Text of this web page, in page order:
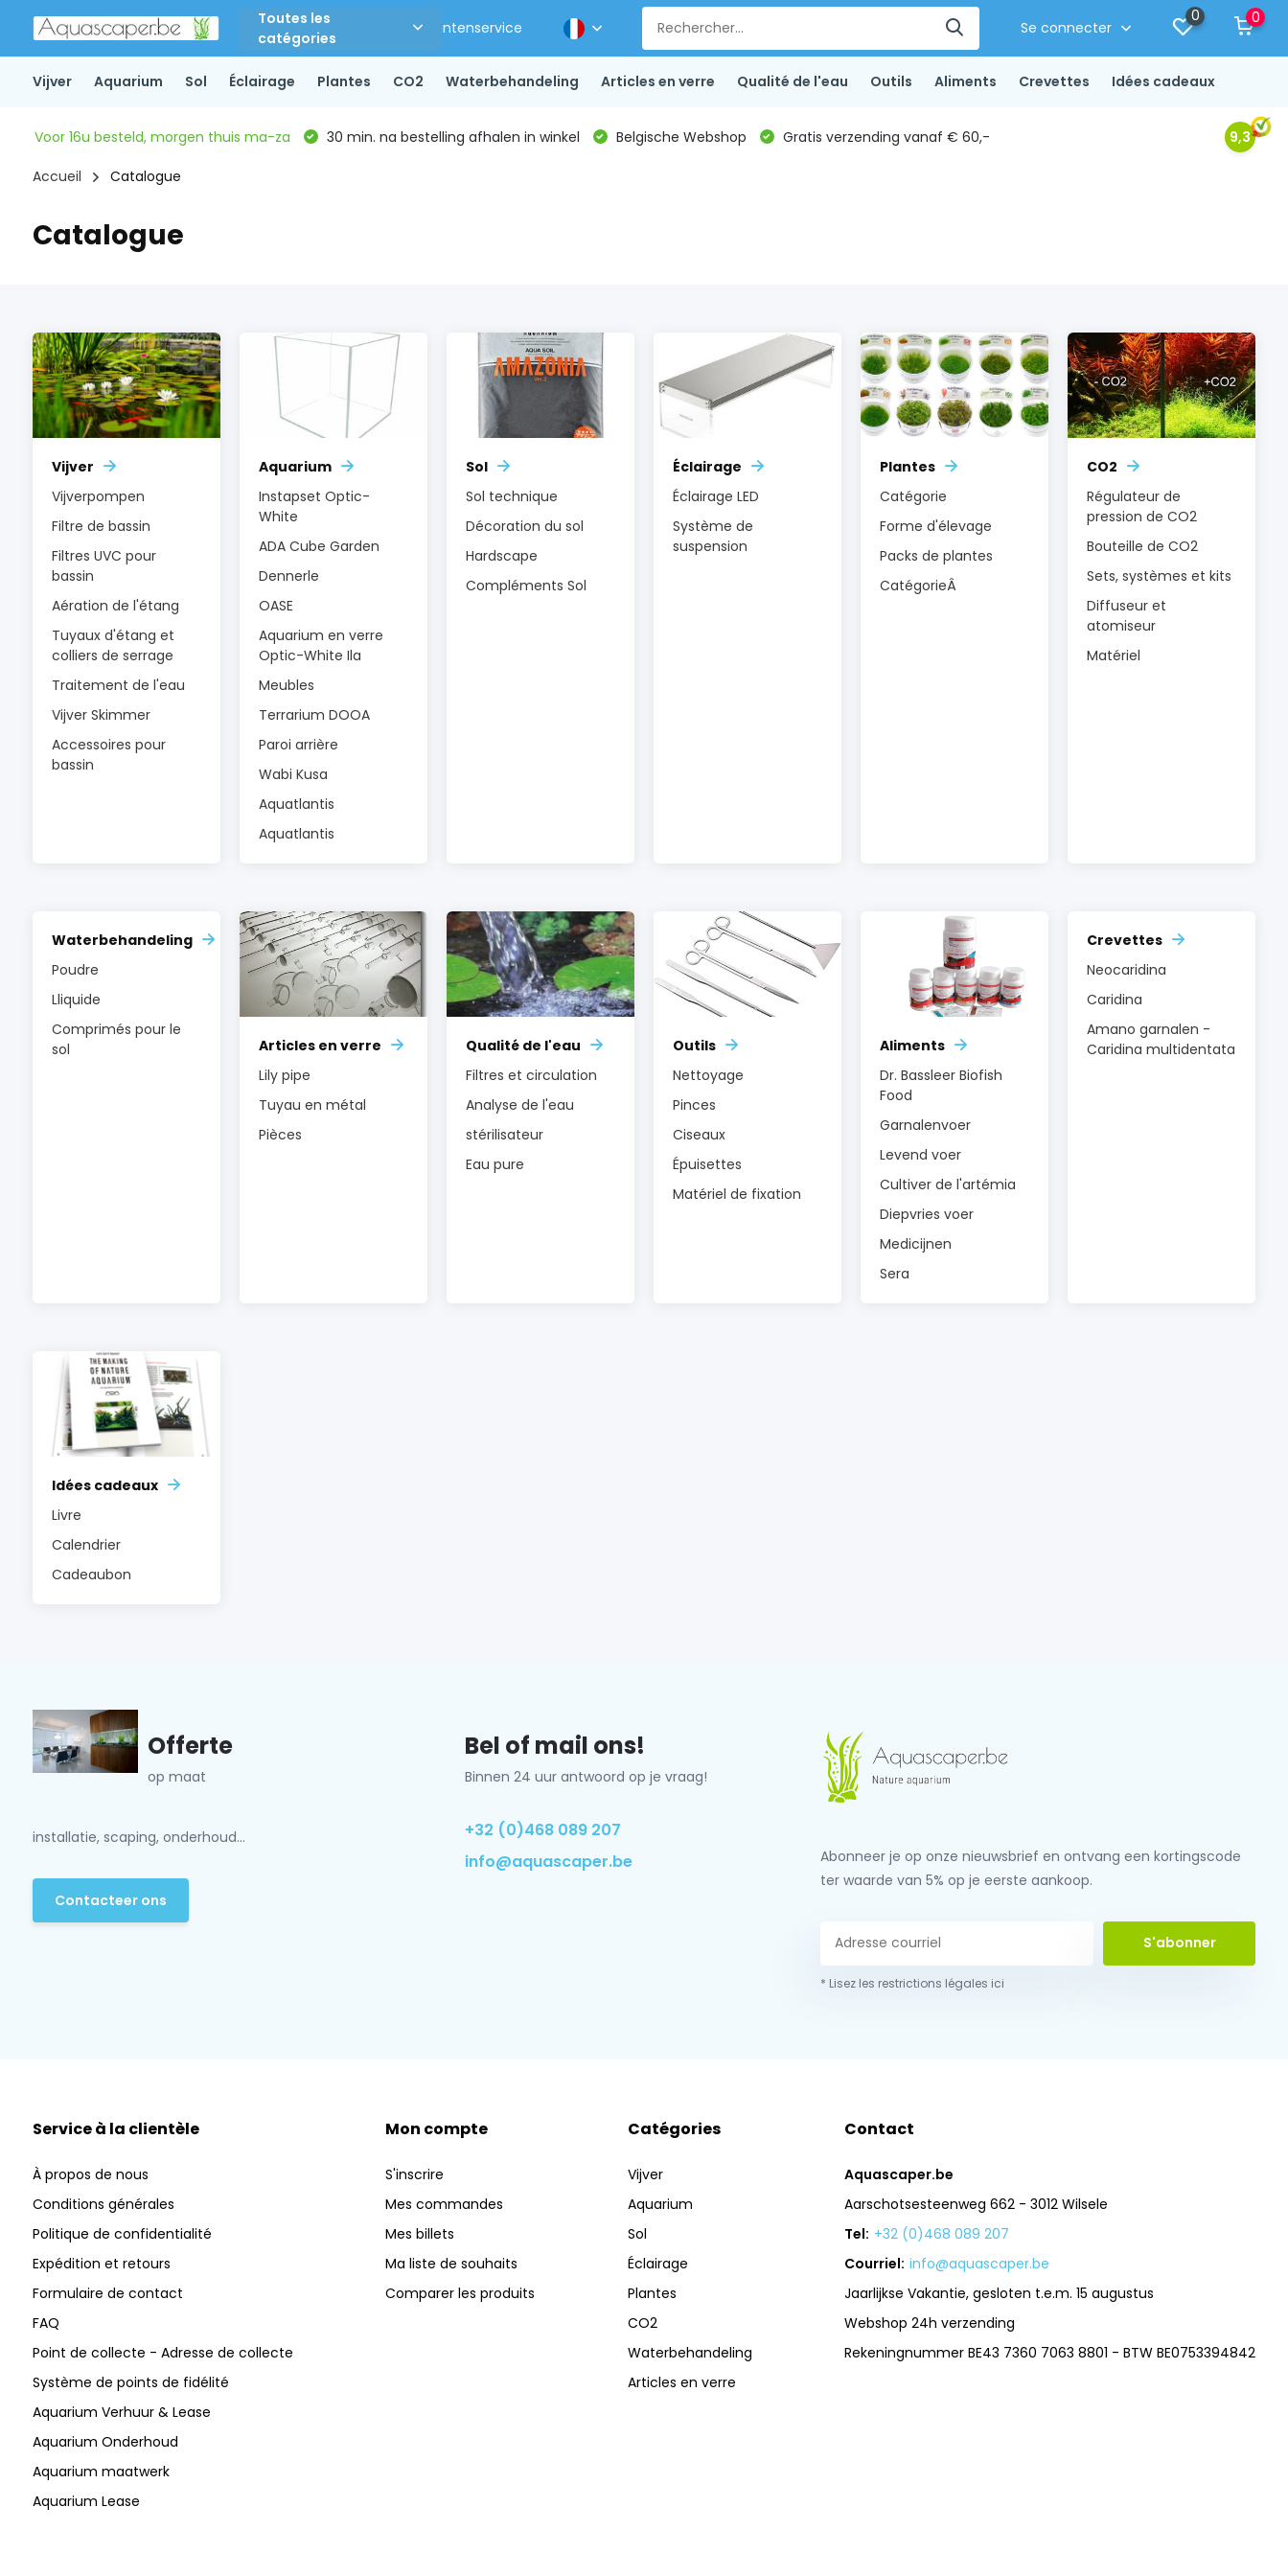
Toutes les
catégories
Klantenservice Se connecter
0 0
Vijver Aquarium Sol Éclairage Plantes CO2 Waterbehandeling Articles en verre Qualité de l'eau Outils Aliments Crevettes Idées cadeaux
Voor 16u besteld, morgen thuis ma-za 30 min. na bestelling afhalen in winkel Belgische Webshop Gratis verzending vanaf € 60,- 9,3
Accueil Catalogue
Catalogue
Vijver
Vijverpompen
Filtre de bassin
Filtres UVC pour
bassin
Aération de l'étang
Tuyaux d'étang et
colliers de serrage
Traitement de l'eau
Vijver Skimmer
Accessoires pour
bassin
Aquarium
Instapset Optic-
White
ADA Cube Garden
Dennerle
OASE
Aquarium en verre
Optic-White Ila
Meubles
Terrarium DOOA
Paroi arrière
Wabi Kusa
Aquatlantis
Aquatlantis
Sol
Sol technique
Décoration du sol
Hardscape
Compléments Sol
Éclairage
Éclairage LED
Système de
suspension
Plantes
Catégorie
Forme d'élevage
Packs de plantes
CatégorieÂ
CO2
Régulateur de
pression de CO2
Bouteille de CO2
Sets, systèmes et kits
Diffuseur et
atomiseur
Matériel
Waterbehandeling
Poudre
Lliquide
Comprimés pour le
sol
Articles en verre
Lily pipe
Tuyau en métal
Pièces
Qualité de l'eau
Filtres et circulation
Analyse de l'eau
stérilisateur
Eau pure
Outils
Nettoyage
Pinces
Ciseaux
Épuisettes
Matériel de fixation
Aliments
Dr. Bassleer Biofish
Food
Garnalenvoer
Levend voer
Cultiver de l'artémia
Diepvries voer
Medicijnen
Sera
Crevettes
Neocaridina
Caridina
Amano garnalen -
Caridina multidentata
Idées cadeaux
Livre
Calendrier
Cadeaubon
Offerte
op maat
installatie, scaping, onderhoud...
Contacteer ons
Bel of mail ons!
Binnen 24 uur antwoord op je vraag!
+32 (0)468 089 207
info@aquascaper.be
Abonneer je op onze nieuwsbrief en ontvang een kortingscode
ter waarde van 5% op je eerste aankoop.
S'abonner
* Lisez les restrictions légales ici
Service à la clientèle
À propos de nous
Conditions générales
Politique de confidentialité
Expédition et retours
Formulaire de contact
FAQ
Point de collecte - Adresse de collecte
Système de points de fidélité
Aquarium Verhuur & Lease
Aquarium Onderhoud
Aquarium maatwerk
Aquarium Lease
Mon compte
S'inscrire
Mes commandes
Mes billets
Ma liste de souhaits
Comparer les produits
Catégories
Vijver
Aquarium
Sol
Éclairage
Plantes
CO2
Waterbehandeling
Articles en verre
Contact
Aquascaper.be
Aarschotsesteenweg 662 - 3012 Wilsele
Tel: +32 (0)468 089 207
Courriel: info@aquascaper.be
Jaarlijkse Vakantie, gesloten t.e.m. 15 augustus
Webshop 24h verzending
Rekeningnummer BE43 7360 7063 8801 - BTW BE0753394842